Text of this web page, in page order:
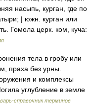
насыпь, курган, где по
| южн. курган или
Гомола церк. ком, куча:
тела в гробу или
праха без урны.
и комплексы
углубление в земле
справочник терминов